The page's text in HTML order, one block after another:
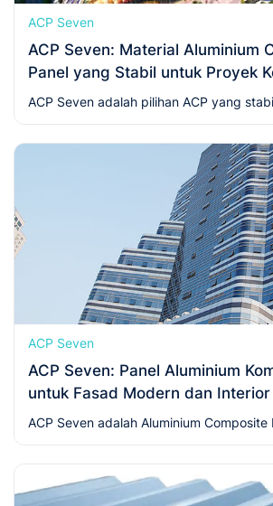
ACP Seven
ACP Seven: Material Aluminium
Panel yang Stabil untuk Proyek
Branding
ACP Seven adalah pilihan ACP yang
komersial dan branding—warna
routing/bending, hasil rapi, dan efisien di
ACP Seven
ACP Seven: Panel Aluminium
untuk Fasad Modern dan Interior
ACP Seven adalah Aluminium Composite
berkualitas untuk fasad gedung, interior,
kanopi. Pelajari spesifikasi tipe PE dan
harga ACP Seven terbaru.